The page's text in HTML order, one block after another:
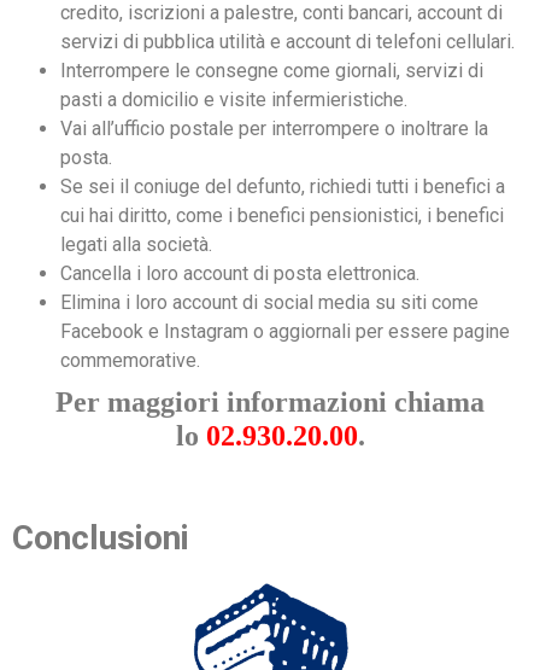
credito, iscrizioni a palestre, conti bancari, account di
servizi di pubblica utilità e account di telefoni cellulari.
Interrompere le consegne come giornali, servizi di
pasti a domicilio e visite infermieristiche.
Vai all’ufficio postale per interrompere o inoltrare la
posta.
Se sei il coniuge del defunto, richiedi tutti i benefici a
cui hai diritto, come i benefici pensionistici, i benefici
legati alla società.
Cancella i loro account di posta elettronica.
Elimina i loro account di social media su siti come
Facebook e Instagram o aggiornali per essere pagine
commemorative.
Per maggiori informazioni chiama
lo 02.930.20.00.
Conclusioni